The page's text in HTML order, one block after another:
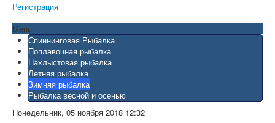
Регистрация
Menu
Спиннинговая Рыбалка
Поплавочная рыбалка
Нахлыстовая рыбалка
Летняя рыбалка
Зимняя рыбалка
Рыбалка весной и осенью
Понедельник, 05 ноября 2018 12:32